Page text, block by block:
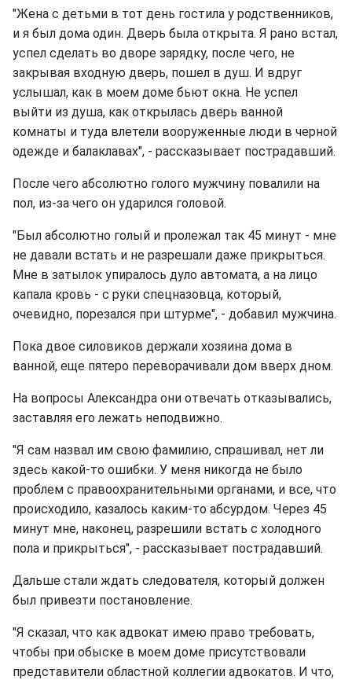
"Жена с детьми в тот день гостила у родственников,
и я был дома один. Дверь была открыта. Я рано встал,
успел сделать во дворе зарядку, после чего, не
закрывая входную дверь, пошел в душ. И вдруг
услышал, как в моем доме бьют окна. Не успел
выйти из душа, как открылась дверь ванной
комнаты и туда влетели вооруженные люди в черной
одежде и балаклавах", - рассказывает пострадавший.
После чего абсолютно голого мужчину повалили на
пол, из-за чего он ударился головой.
"Был абсолютно голый и пролежал так 45 минут - мне
не давали встать и не разрешали даже прикрыться.
Мне в затылок упиралось дуло автомата, а на лицо
капала кровь - с руки спецназовца, который,
очевидно, порезался при штурме", - добавил мужчина.
Пока двое силовиков держали хозяина дома в
ванной, еще пятеро переворачивали дом вверх дном.
На вопросы Александра они отвечать отказывались,
заставляя его лежать неподвижно.
"Я сам назвал им свою фамилию, спрашивал, нет ли
здесь какой-то ошибки. У меня никогда не было
проблем с правоохранительными органами, и все, что
происходило, казалось каким-то абсурдом. Через 45
минут мне, наконец, разрешили встать с холодного
пола и прикрыться", - рассказывает пострадавший.
Дальше стали ждать следователя, который должен
был привезти постановление.
"Я сказал, что как адвокат имею право требовать,
чтобы при обыске в моем доме присутствовали
представители областной коллегии адвокатов. И что,